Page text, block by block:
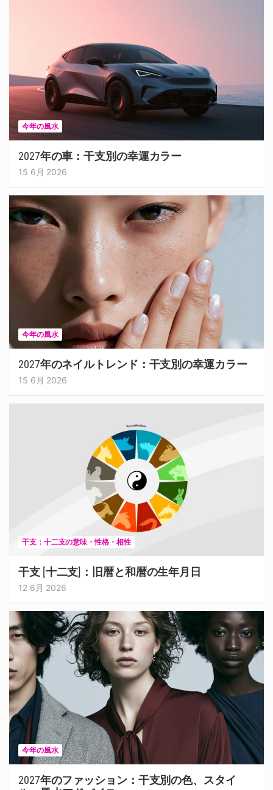
今年の風水
2027年の車：干支別の幸運カラー
15 6月 2026
今年の風水
2027年のネイルトレンド：干支別の幸運カラー
15 6月 2026
干支：十二支の意味・性格・相性
干支 [十二支]：旧暦と和暦の生年月日
12 6月 2026
今年の風水
2027年のファッション：干支別の色、スタイ